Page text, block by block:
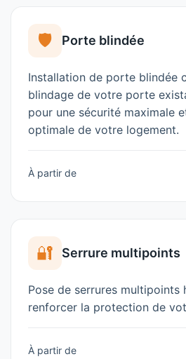
🛡️ Porte blindée
Installation de porte blindée
blindage de votre porte
pour une sécurité maximale
optimale de votre logement.
À partir de
🔐 Serrure multipoints
Pose de serrures multipoints
renforcer la protection de
À partir de